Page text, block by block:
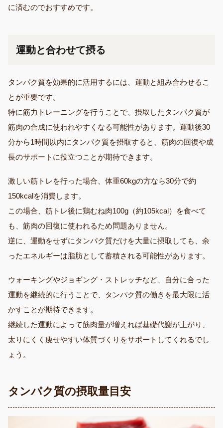
に済むのでおすすめです。
運動と合わせて摂る
タンパク質を効果的に活用するには、運動と組み合わせるこ
とが重要です。
特に筋力トレーニングを行うことで、摂取したタンパク質が
筋肉の合成に使われやすくなる可能性があります。運動後30
分から1時間以内にタンパク質を摂取すると、筋肉の回復や成
長のサポートに役立つことが期待できます。
激しい筋トレを行った場合、体重60kgの方なら30分で約
150kcalを消費します。
この場合、筋トレ後に鶏むね肉100g（約105kcal）を食べて
も、筋肉の回復に使われるため問題ありません。
逆に、運動をせずにタンパク質だけを大量に摂取しても、余
ったエネルギーは脂肪として蓄積される可能性があります。
ウォーキングやジョギング・ストレッチなど、自分に合った
運動を継続的に行うことで、タンパク質の働きを最大限に活
かすことが期待できます。
継続した運動によって筋肉量が増えれば基礎代謝が上がり、
太りにくく痩せやすい体質づくりをサポートしてくれるでし
ょう。
タンパク質の摂取量目安